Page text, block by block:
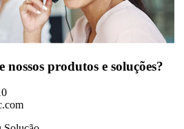
nossos produtos e soluções?